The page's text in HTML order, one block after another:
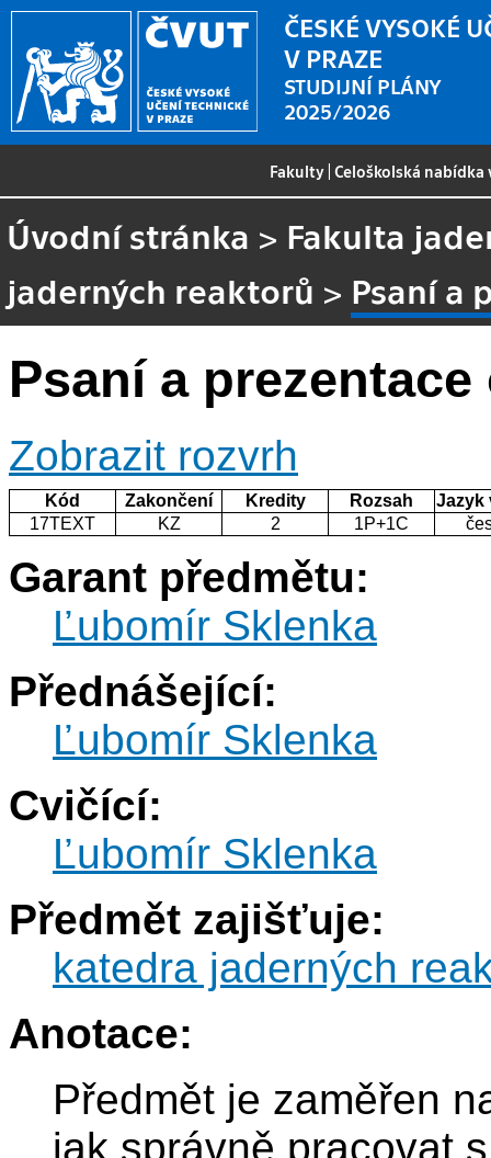
ČESKÉ VYSOKÉ
V PRAZE
STUDIJNÍ PLÁNY
2025/2026
Fakulty |Celoškolská
Úvodní stránka > Fakulta
jaderných reaktorů > Psaní a
Psaní a
Zobrazit rozvrh
Kód Zakončení Kredity Rozsah
Jazyk
17TEXT
KZ 2 1P+1C
Garant předmětu:
Ľubomír Sklenka
Přednášející:
Ľubomír Sklenka
Cvičící:
Ľubomír Sklenka
Předmět zajišťuje:
katedra jaderných
Anotace:
Předmět je zaměřen
jak správně pracovat